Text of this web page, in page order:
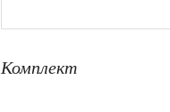
Комплект